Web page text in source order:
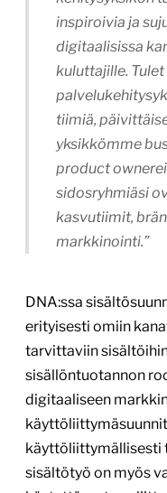
inspiroivia ja
digitaalisissa
kuluttajille.
tiimiä,
yksikkömme
product
sidosryhmiäsi
kasvutiimit,
markkinointi.”
DNA:ssa
erityisesti omiin
tarvittaviin
sisällöntuotannon
digitaaliseen
käyttöliittymällisesti
sisältötyö on myös